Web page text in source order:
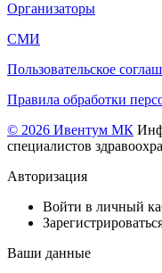
Организаторы
СМИ
Пользовательское
Правила обработки
© 2026 Ивентум МК
специалистов
Авторизация
Войти в личный
Ваши данные